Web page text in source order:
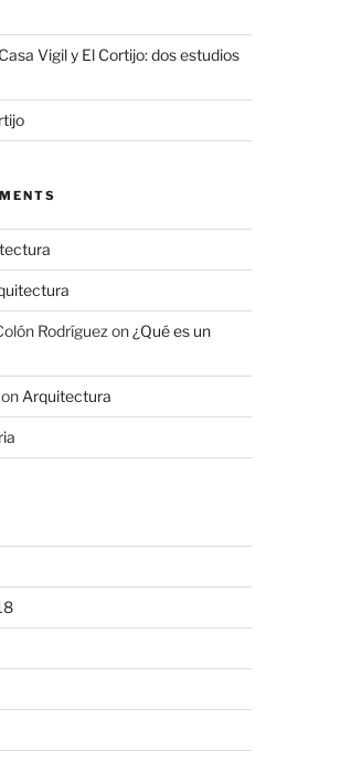
Vigil y El Cortijo: dos estudios
Rodríguez on¿Qué es un
Arquitectura